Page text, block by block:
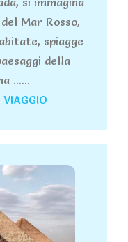
Mar Rosso,
spiagge
della
......